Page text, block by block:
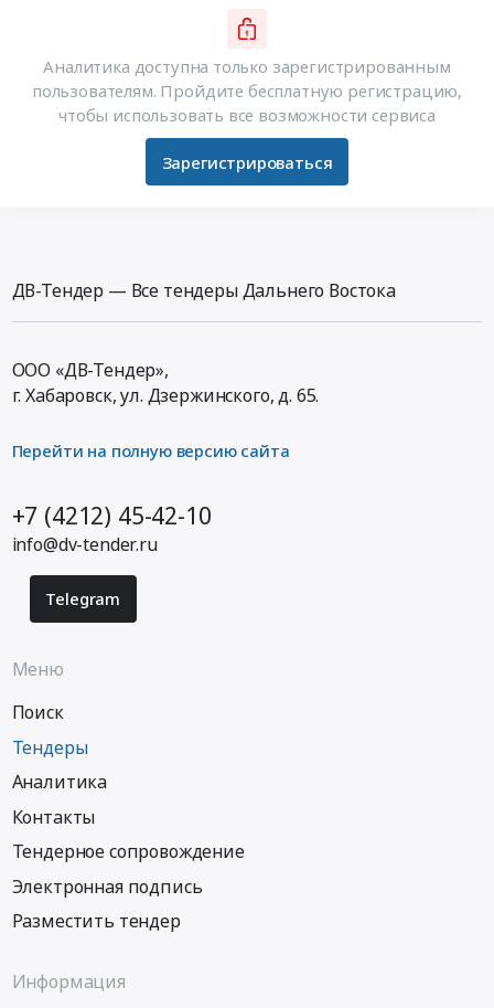
Аналитика доступна только зарегистрированным
пользователям. Пройдите бесплатную регистрацию,
чтобы использовать все возможности сервиса
Зарегистрироваться
ДВ-Тендер — Все тендеры Дальнего Востока
ООО «ДВ-Тендер»,
г. Хабаровск,ул. Дзержинского, д. 65.
Перейти на полную версию сайта
+7 (4212) 45-42-10
info@dv-tender.ru
Telegram
Меню
Поиск
Тендеры
Аналитика
Контакты
Тендерное сопровождение
Электронная подпись
Разместить тендер
Информация